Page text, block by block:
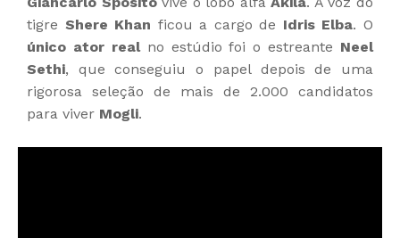
tigre Shere Khan ficou a cargo de Idris Elba. O
único ator realno estúdio foi o estreante Neel
Sethi, que conseguiu o papel depois de uma
rigorosa seleção de mais de 2.000 candidatos
para viver Mogli.